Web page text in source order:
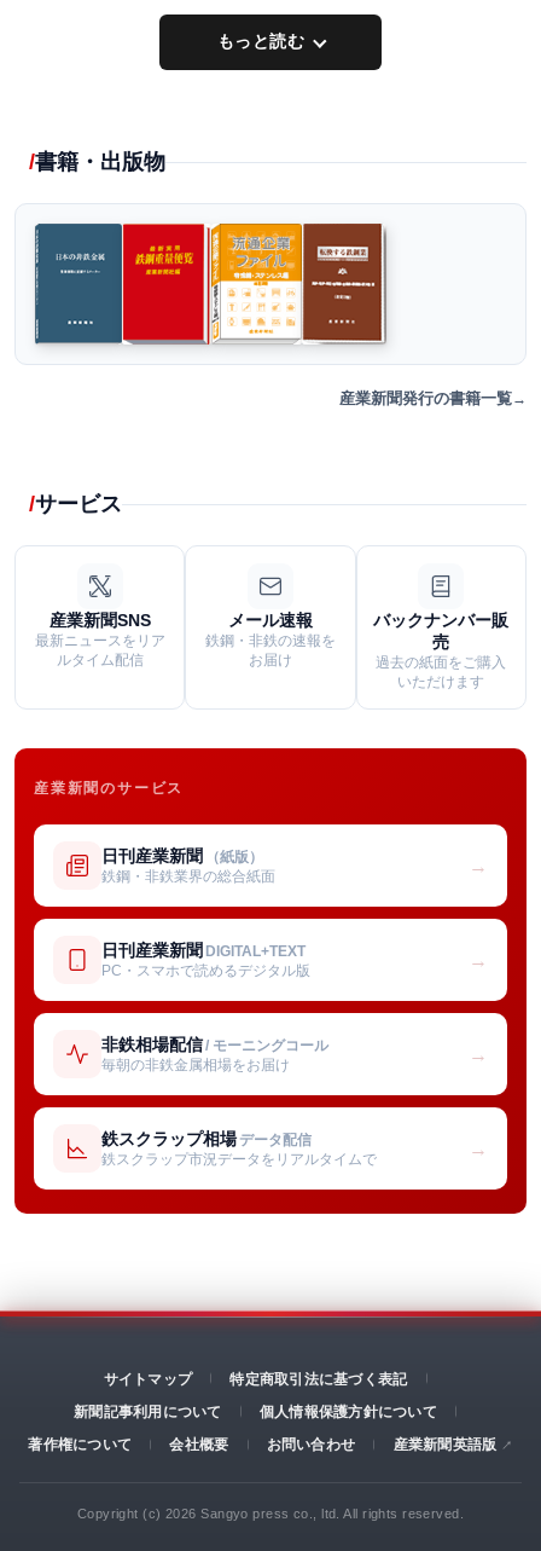
もっと読む
書籍・出版物
産業新聞発行の書籍一覧
サービス
産業新聞SNS
最新ニュースをリア
ルタイム配信
メール速報
鉄鋼・非鉄の速報を
お届け
バックナンバー販
売
過去の紙面をご購入
いただけます
産業新聞のサービス
日刊産業新聞 （紙版）
鉄鋼・非鉄業界の総合紙面
→
日刊産業新聞 DIGITAL+TEXT
PC・スマホで読めるデジタル版
→
非鉄相場配信/ モーニングコール
毎朝の非鉄金属相場をお届け
→
鉄スクラップ相場 データ配信
鉄スクラップ市況データをリアルタイムで
→
サイトマップ
特定商取引法に基づく表記
新聞記事利用について
個人情報保護方針について
著作権について
会社概要 お問い合わせ 産業新聞英語版
Copyright (c) 2026 Sangyo press co., ltd. All rights reserved.